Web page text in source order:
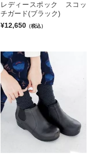
レディースポック スコッ
チガード(ブラック)
¥12,650 （税込）